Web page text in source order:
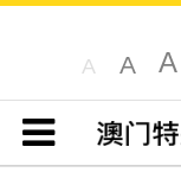
A A A
目录